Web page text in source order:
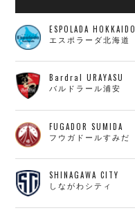
ESPOLADA HOKKAIDO
エスポラーダ北海道
Bardral URAYASU
バルドラール浦安
FUGADOR SUMIDA
フウガドールすみだ
SHINAGAWA CITY
しながわシティ